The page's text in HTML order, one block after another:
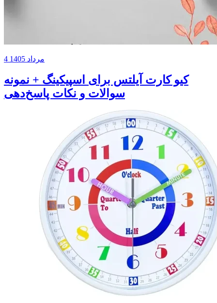
4 مرداد 1405
کیو کارت آیلتس برای اسپیکینگ + نمونه
سوالات و نکات پاسخ‌دهی